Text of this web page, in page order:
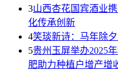
3山西杏花国宾酒业
化传承创新
4笑琰新诗：马年除
5贵州玉屏举办2025
肥助力种植户增产增